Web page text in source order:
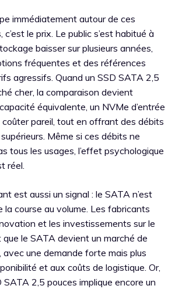
immédiatement autour de ces
c’est le prix. Le public s’est habitué à
baisser sur plusieurs années,
fréquentes et des références
agressifs. Quand un SSD SATA 2,5
cher, la comparaison devient
équivalente, un NVMe d’entrée
pareil, tout en offrant des débits
Même si ces débits ne
tous les usages, l’effet psychologique
réel.
est aussi un signal : le SATA n’est
la course au volume. Les fabricants
et les investissements sur le
le SATA devient un marché de
avec une demande forte mais plus
et aux coûts de logistique. Or,
SATA 2,5 pouces implique encore un